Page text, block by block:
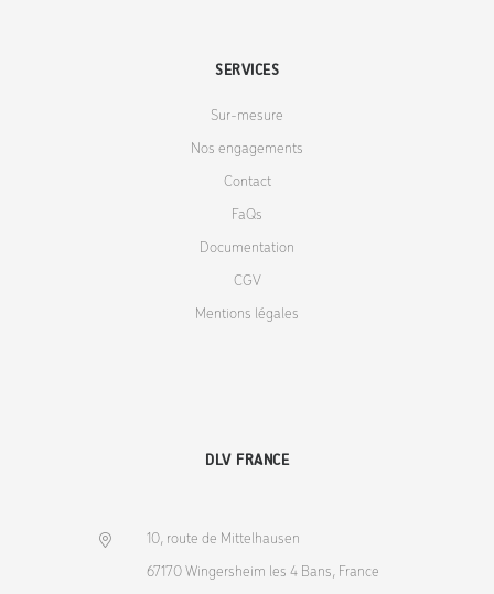
SERVICES
Sur-mesure
Nos engagements
Contact
FaQs
Documentation
CGV
Mentions légales
DLV FRANCE
10, route de Mittelhausen
67170 Wingersheim les 4 Bans, France